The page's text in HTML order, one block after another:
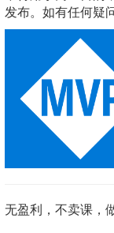
发布。如有任何疑
无盈利，不卖课，